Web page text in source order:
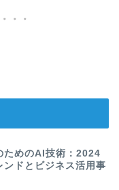
ためのAI技術：2024
ンドとビジネス活用事